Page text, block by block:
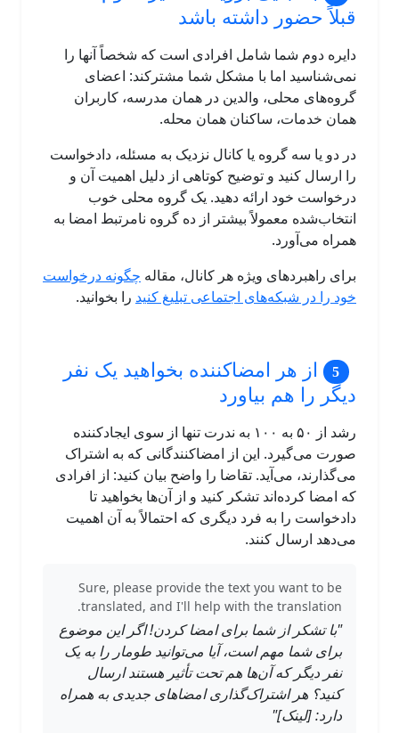
قبلاً حضور داشته باشد
دایره دوم شما شامل افرادی است که شخصاً آنها را
نمی‌شناسید اما با مشکل شما مشترکند: اعضای
گروه‌های محلی، والدین در همان مدرسه، کاربران
همان خدمات، ساکنان همان محله.
در دو یا سه گروه یا کانال نزدیک به مسئله، دادخواست
را ارسال کنید و توضیح کوتاهی از دلیل اهمیت آن و
درخواست خود ارائه دهید. یک گروه محلی خوب
انتخاب‌شده معمولاً بیشتر از ده گروه نامرتبط امضا به
همراه می‌آورد.
برای راهبردهای ویژه هر کانال، مقاله چگونه درخواست
خود را در شبکه‌های اجتماعی تبلیغ کنید را بخوانید.
از هر امضاکننده بخواهید یک نفر
دیگر را هم بیاورد
رشد از ۵۰ به ۱۰۰ به ندرت تنها از سوی ایجادکننده
صورت می‌گیرد. این از امضاکنندگانی که به اشتراک
می‌گذارند، می‌آید. تقاضا را واضح بیان کنید: از افرادی
که امضا کرده‌اند تشکر کنید و از آن‌ها بخواهید تا
دادخواست را به فرد دیگری که احتمالاً به آن اهمیت
می‌دهد ارسال کنند.
Sure, please provide the text you want to be
translated, and I'll help with the translation.
"با تشکر از شما برای امضا کردن! اگر این موضوع
برای شما مهم است، آیا می‌توانید طومار را به یک
نفر دیگر که آن‌ها هم تحت تأثیر هستند ارسال
کنید؟ هر اشتراک‌گذاری امضاهای جدیدی به همراه
دارد: [لینک]"